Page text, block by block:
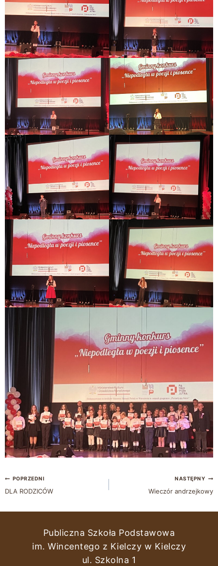
POPRZEDNI
DLA RODZICÓW
NASTĘPNY
Wieczór andrzejkowy
Publiczna Szkoła Podstawowa
im. Wincentego z Kielczy w Kielczy
ul. Szkolna 1